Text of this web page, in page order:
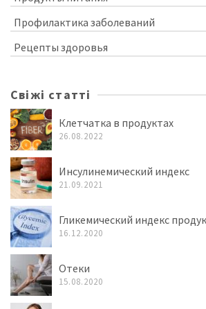
Профилактика заболеваний
Рецепты здоровья
Свіжі статті
Клетчатка в продуктах
26.08.2022
Инсулинемический индекс
21.09.2021
Гликемический индекс
16.12.2020
Отеки
15.08.2020